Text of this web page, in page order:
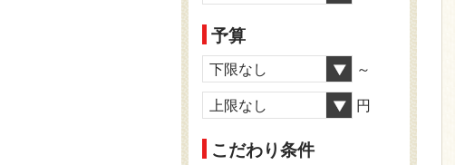
予算
下限なし ～
上限なし 円
こだわり条件